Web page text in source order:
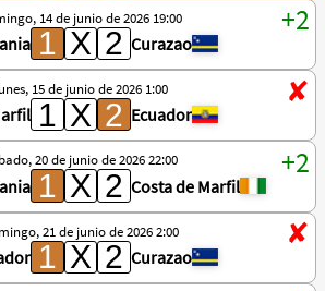
14 de junio de 2026 19:00
Curazao
15 de junio de 2026 1:00
Ecuador
20 de junio de 2026 22:00
Costa de Marfil
21 de junio de 2026 2:00
Curazao